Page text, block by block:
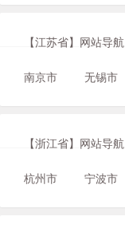
【江苏省】网站导航
南京市 无锡市
【浙江省】网站导航
杭州市 宁波市